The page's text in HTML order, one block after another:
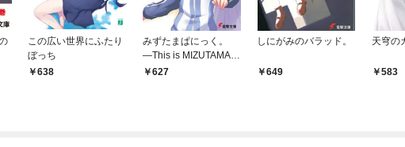
この広い世界にふたり
ぼっち
638
みずたまぱにっく。
―This is MIZUTAMAS
HIRO！！―
627
しにがみのバラッド。
649
天穹の
583